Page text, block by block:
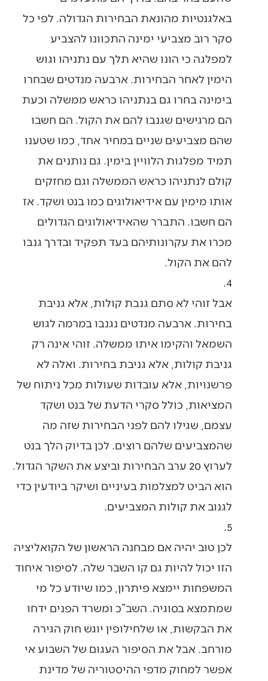
באלגנטיות מהונאת הבחירות הגדולה. לפי כל
סקר רוב מצביעי ימינה התכוונו להצביע
למפלגה כי הונו שהיא תלך עם נתניהו וגוש
הימין לאחר הבחירות. ארבעה מנדטים שבחרו
בימינה בחרו גם בנתניהו כראש ממשלה וכעת
הם מרגישים שגנבו להם את הקול. הם חשבו
שהם מצביעים שניים במחיר אחד, כמו שטענו
תמיד מפלגות הלוויין בימין. גם נותנים את
קולם לנתניהו כראש הממשלה וגם מחזקים
אותו מימין עם אידיאולוגים כמו בנט ושקד. אז
הם חשבו. התברר שהאידיאולוגים הגדולים
מכרו את עקרונותיהם בעד תפקיד ובדרך גנבו
להם את הקול.
4.
אבל זוהי לא סתם גנבת קולות, אלא גניבת
בחירות. ארבעה מנדטים נגנבו במרמה לגוש
השמאל והקימו איתו ממשלה. זוהי אינה רק
גניבת קולות, אלא גניבת בחירות. ואלה לא
פרשנויות, אלא עובדות שעולות מכל ניתוח של
המציאות, כולל סקרי הדעת של בנט ושקד
עצמם, שגילו להם לפני הבחירות שזה מה
שהמצביעים שלהם רוצים. לכן בדיוק הלך בנט
לערוץ 20 ערב הבחירות וביצע את השקר הגדול.
הוא הביט למצלמות בעיניים ושיקר ביודעין כדי
לגנוב את קולות המצביעים.
5.
לכן טוב יהיה אם מבחנה הראשון של הקואליציה
הזו יכול להיות גם קו השבר שלה. לסיפור איחוד
המשפחות יימצא פיתרון, כמו שיודע כל מי
שמתמצא בסוגיה. השב”כ ומשרד הפנים ידחו
את הבקשות, או שלחילופין יוגש חוק הגירה
מורחב. אבל את הסיפור העגום של השבוע אי
אפשר למחוק מדפי ההיסטוריה של מדינת